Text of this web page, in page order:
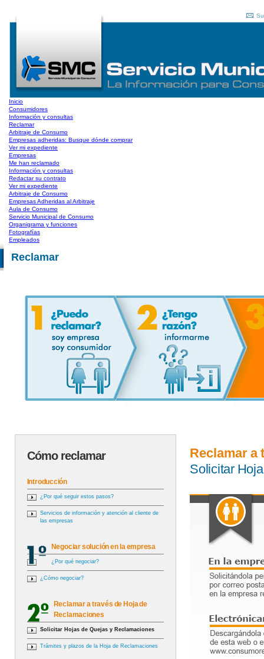
Inicio
Consumidores
Información y consultas
Reclamar
Arbitraje de Consumo
Empresas adheridas: Busque dónde comprar
Ver mi expediente
Empresas
Me han reclamado
Información y consultas
Redactar su contrato
Ver mi expediente
Arbitraje de Consumo
Empresas Adheridas al Arbitraje
Aula de Consumo
Servicio Municipal de Consumo
Organigrama y funciones
Fotografías
Empleados
Reclamar
Cómo reclamar
Introducción
¿Por qué seguir estos pasos?
Servicios de información y atención al cliente de
las empresas
Negociar solución en la empresa
¿Por qué negociar?
¿Cómo negociar?
Reclamar a través de Hoja de
Reclamaciones
Solicitar Hojas de Quejas y Reclamaciones
Trámites y plazos de la Hoja de Reclamaciones
Reclamar a
Solicitar